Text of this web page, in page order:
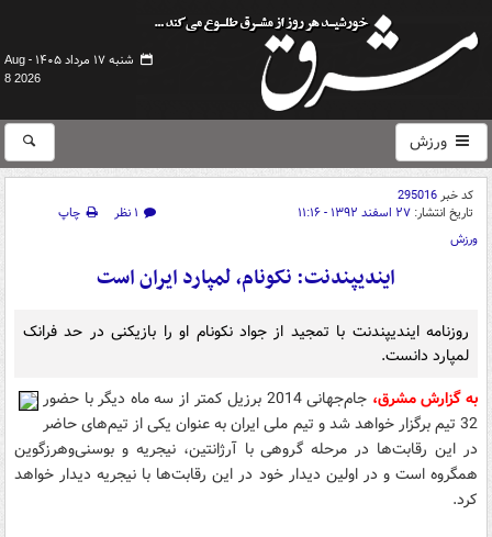
شنبه ۱۷ مرداد ۱۴۰۵ -
Aug
8 2026
ورزش
کد خبر295016
تاریخ انتشار: ۲۷ اسفند ۱۳۹۲ - ۱۱:۱۶ ۱ نظر
چاپ
ورزش
ایندیپندنت: نکونام، لمپارد ایران است
روزنامه ایندیپندنت با تمجید از جواد نکونام او را بازیکنی در حد فرانک
لمپارد دانست.
به گزارش مشرق،
جام‌جهانی 2014 برزیل کمتر از سه ماه دیگر با حضور
32 تیم برگزار خواهد شد و تیم ملی ایران به عنوان یکی از تیم‌های حاضر
در این رقابت‌ها در مرحله گروهی با آرژانتین، نیجریه و بوسنی‌وهرزگوین
همگروه است و در اولین دیدار خود در این رقابت‌ها با نیجریه دیدار خواهد
کرد.